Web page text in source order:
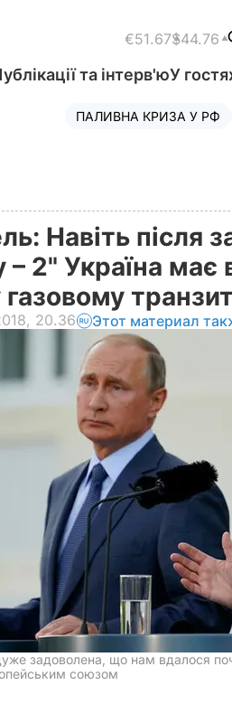
€51.67$44.76
та інтерв'юУ
ПАЛИВНА КРИЗА У РФ
Навіть після
– 2" Україна має
20.36 Этот материал
задоволена, що нам вдалося
союзом